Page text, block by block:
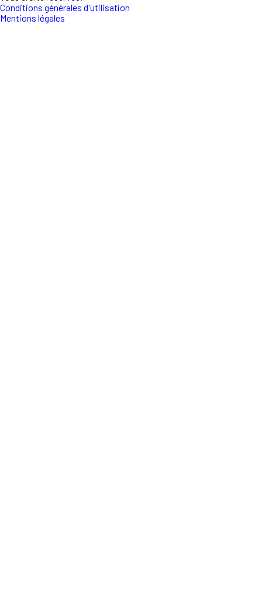
Conditions générales d'utilisation
Mentions légales